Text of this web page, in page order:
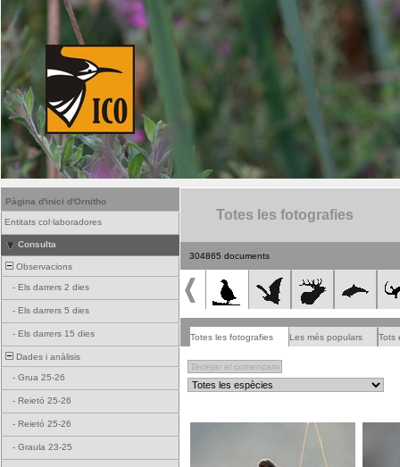
Pàgina d'inici d'Ornitho
Entitats col·laboradores
Consulta
Observacions
- Els darrers 2 dies
- Els darrers 5 dies
- Els darrers 15 dies
Dades i anàlisis
- Grua 25-26
- Reietó 25-26
- Reietó 25-26
- Graula 23-25
Totes les fotografies
304865 documents
Totes les fotografies Les més populars Tots